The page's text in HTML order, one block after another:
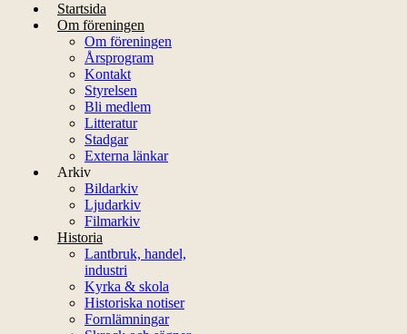
Startsida
Om föreningen
Om föreningen
Årsprogram
Kontakt
Styrelsen
Bli medlem
Litteratur
Stadgar
Externa länkar
Arkiv
Bildarkiv
Ljudarkiv
Filmarkiv
Historia
Lantbruk, handel,
industri
Kyrka & skola
Historiska notiser
Fornlämningar